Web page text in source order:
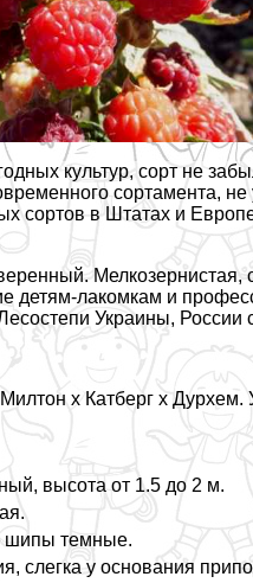
культур, сорт не
сортамента, не
в Штатах и
Мелкозернистая,
детям-лакомкам и
Украины, России
х Катберг х Дурхем.
высота от 1.5 до 2 м.
шипы темные.
слегка у основания